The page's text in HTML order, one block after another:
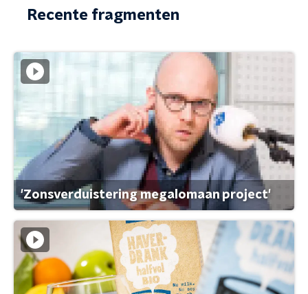
Recente fragmenten
'Zonsverduistering megalomaan project'